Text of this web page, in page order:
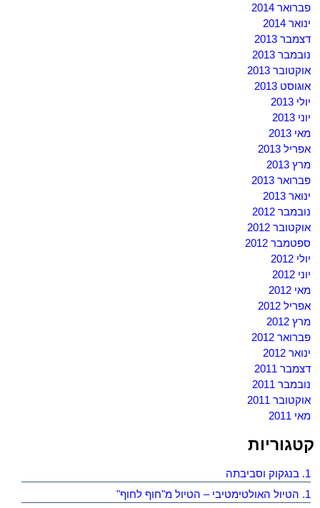
פברואר 2014
ינואר 2014
דצמבר 2013
נובמבר 2013
אוקטובר 2013
אוגוסט 2013
יולי 2013
יוני 2013
מאי 2013
אפריל 2013
מרץ 2013
פברואר 2013
ינואר 2013
נובמבר 2012
אוקטובר 2012
ספטמבר 2012
יולי 2012
יוני 2012
מאי 2012
אפריל 2012
מרץ 2012
פברואר 2012
ינואר 2012
דצמבר 2011
נובמבר 2011
אוקטובר 2011
מאי 2011
קטגוריות
1. בנגקוק וסביבתה
1. הטיול האולטימטיבי – הטיול מ"חוף לחוף"